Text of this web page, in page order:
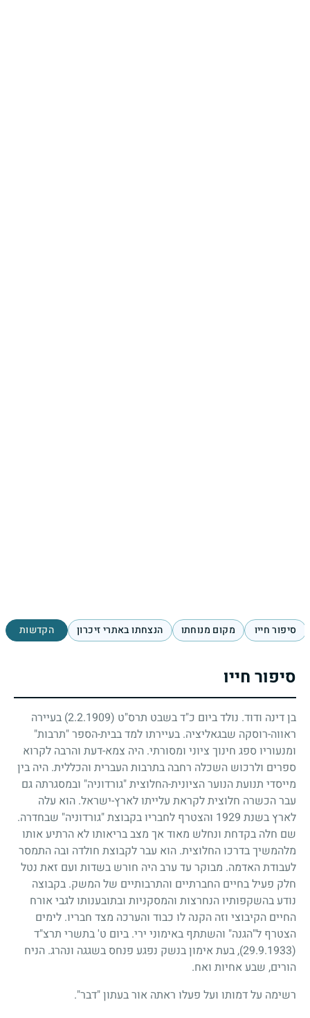
סיפור חייו מקום מנוחתו הנצחתו באתרי זיכרון הקדשות
סיפור חייו
בן דינה ודוד. נולד ביום כ"ד בשבט תרס"ט (2.2.1909)
בעיירה
ראווה-רוסקה שבגאליציה. בעיירתו למד בבית-הספר "תרבות"
ומנעוריו ספג חינוך ציוני ומסורתי. היה צמא-דעת והרבה לקרוא
ספרים ולרכוש השכלה רחבה בתרבות העברית והכללית. היה בין
מייסדי תנועת הנוער הציונית-החלוצית "גורדוניה" ובמסגרתה גם
עבר הכשרה חלוצית לקראת עלייתו לארץ-ישראל. הוא עלה
לארץ בשנת 1929 והצטרף לחבריו בקבוצת "גורדוניה" שבחדרה.
שם חלה בקדחת ונחלש מאוד אך מצב בריאותו לא הרתיע אותו
מלהמשיך בדרכו החלוצית. הוא עבר לקבוצת חולדה ובה התמסר
לעבודת האדמה. מבוקר עד ערב היה חורש בשדות ועם זאת נטל
חלק פעיל בחיים החברתיים והתרבותיים של המשק. בקבוצה
נודע בהשקפותיו הנחרצות והמסקניות ובתובענותו לגבי אורח
החיים הקיבוצי וזה הקנה לו כבוד והערכה מצד חבריו. לימים
הצטרף ל"הגנה" והשתתף באימוני ירי. ביום ט' בתשרי תרצ"ד
(29.9.1933)
, בעת אימון בנשק נפגע פנחס בשגגה ונהרג. הניח
הורים, שבע אחיות ואח.
רשימה על דמותו ועל פעלו ראתה אור בעתון "דבר".